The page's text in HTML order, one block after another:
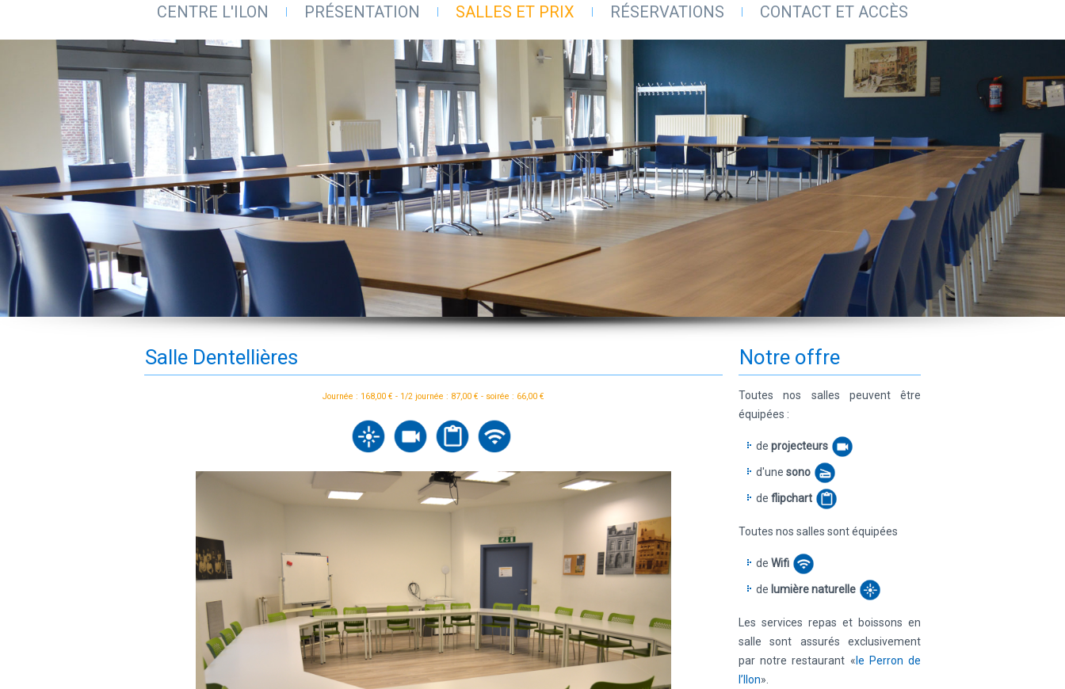
CENTRE L'ILON PRÉSENTATION SALLES ET PRIX RÉSERVATIONS CONTACT ET ACCÈS
Salle Dentellières
Journée : 168,00 € - 1/2 journée : 87,00 € - soirée : 66,00 €
Notre offre
Toutes nos salles peuvent être
équipées :
de projecteurs
d'une sono
de flipchart
Toutes nos salles sont équipées
de Wifi
de lumière naturelle
Les services repas et boissons en
salle sont assurés exclusivement
par notre restaurant « le Perron de
l’Ilon».